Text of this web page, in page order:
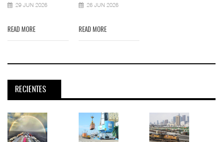
29 JUN 2026
READ MORE
26 JUN 2026
READ MORE
RECIENTES